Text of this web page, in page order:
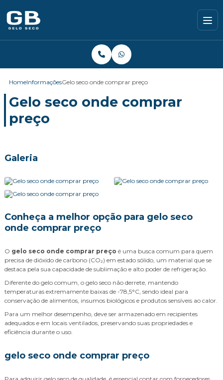
HomeInformaçõesGelo seco onde comprar preço
Gelo seco onde comprar
preço
Galeria
Conheça a melhor opção para gelo seco
onde comprar preço
O gelo seco onde comprar preço é uma busca comum para quem
precisa de dióxido de carbono (CO₂) em estado sólido, um material que se
destaca pela sua capacidade de sublimação e alto poder de refrigeração.
Diferente do gelo comum, o gelo seco não derrete, mantendo
temperaturas extremamente baixas de -78,5°C, sendo ideal para
conservação de alimentos, insumos biológicos e produtos sensíveis ao calor.
Para um melhor desempenho, deve ser armazenado em recipientes
adequados e em locais ventilados, preservando suas propriedades e
eficiência durante o uso.
gelo seco onde comprar preço